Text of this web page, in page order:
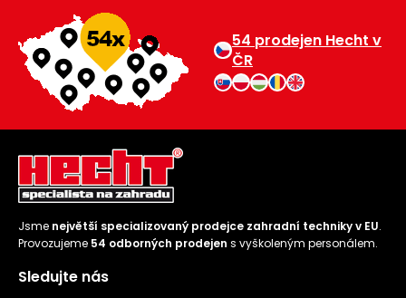
54 prodejen Hecht v
ČR
Jsme největší specializovaný prodejce zahradní techniky v EU.
Provozujeme 54 odborných prodejen s vyškoleným personálem.
Sledujte nás